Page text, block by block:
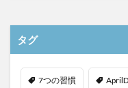
タグ
7つの習慣